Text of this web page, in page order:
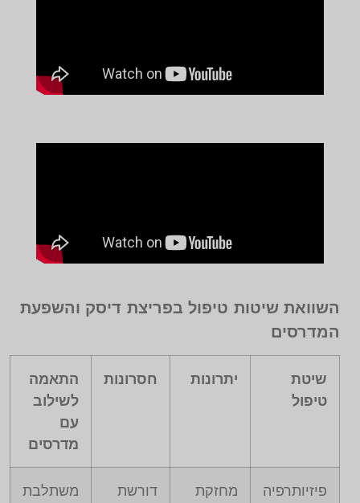
השוואת שיטות טיפול בפריצת דיסק והשפעת
המדרסים
שיטת
טיפול
יתרונות חסרונות
התאמה
לשילוב
עם
מדרסים
פיזיותרפיה
מחזקת
דורשת
משתלבת